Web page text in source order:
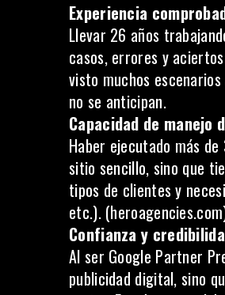
Experiencia
Llevar 26 años
casos, errores y
visto muchos
no se anticipan.
Capacidad de manejo
Haber ejecutado más
sitio sencillo, sino que
tipos de clientes y
etc.). (heroagencies.com
Confianza y
Al ser Google Partner
publicidad digital, sino